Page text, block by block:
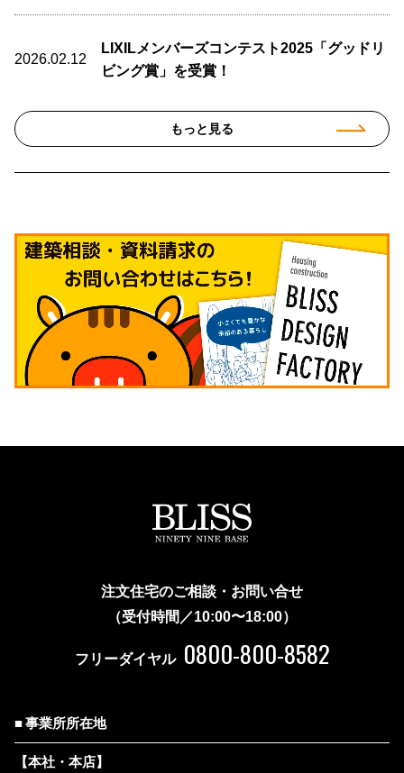
2026.02.12
LIXILメンバーズコンテスト2025「グッドリ
ビング賞」を受賞！
もっと見る
注文住宅のご相談・お問い合せ
（受付時間／10:00〜18:00）
フリーダイヤル 0800-800-8582
事業所所在地
【本社・本店】